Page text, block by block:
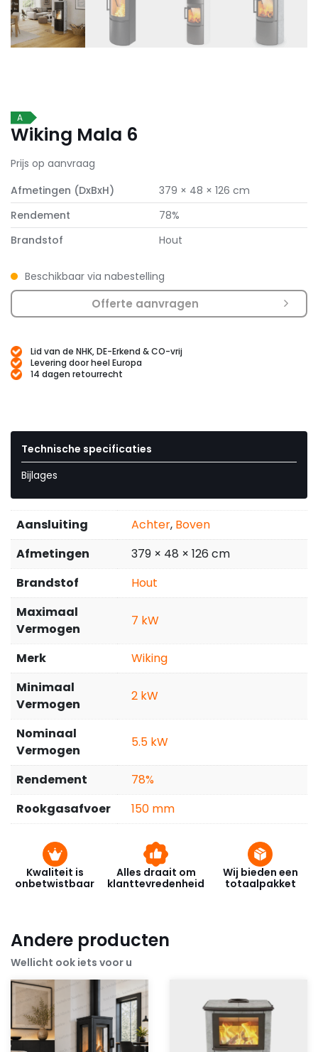
A
Wiking Mala 6
Prijs op aanvraag
Afmetingen (DxBxH)
379 × 48 × 126 cm
Rendement
78%
Brandstof
Hout
Beschikbaar via nabestelling
Offerte aanvragen
Lid van de NHK, DE-Erkend & CO-vrij
Levering door heel Europa
14 dagen retourrecht
Technische specificaties
Bijlages
Aansluiting Achter, Boven
Afmetingen
379 × 48 × 126 cm
Brandstof
Hout
Maximaal
Vermogen
7
Merk
Wiking
Minimaal
Vermogen
2
Nominaal
Vermogen
5.5
Rendement
78%
Rookgasafvoer
150 mm
Kwaliteit is
onbetwistbaar
Alles draait om
klanttevredenheid
Wij bieden een
totaalpakket
Andere producten
Wellicht ook iets voor u